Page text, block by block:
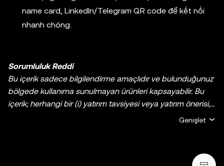
name card, LinkedIn/Telegram QR code để kết nối
nhanh chóng.
Sorumluluk Reddi
Bu içerik sadece bilgilendirme amaçlıdır ve bulunduğunuz
bölgede kullanıma sunulmayan ürünleri kapsayabilir. Bu
içerik; herhangi bir (i) yatırım tavsiyesi veya yatırım önerisi,
(ii) kripto varlıklarının/dijital varlıkların satın alınmasına,
tavsiye verme amacı taşımamaktadır. Sabit coinler ve
Genişlet